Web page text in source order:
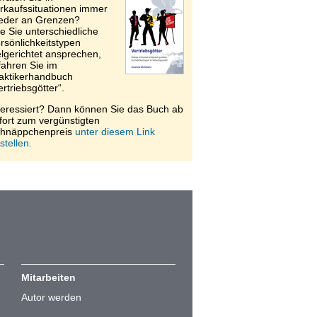
immer
an Grenzen?
Sie unterschiedliche
ansprechen,
Sie im
Dann können Sie das Buch ab
zum vergünstigten
unter diesem Link
Mitarbeiten
Autor werden